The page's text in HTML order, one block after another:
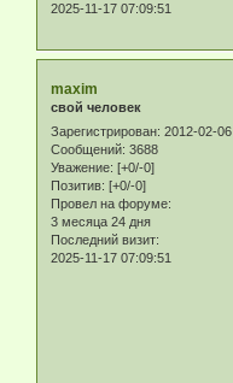
2025-11-17 07:09:51
maxim
свой человек
Зарегистрирован: 2012-02-06
Сообщений: 3688
Уважение: [+0/-0]
Позитив: [+0/-0]
Провел на форуме:
3 месяца 24 дня
Последний визит:
2025-11-17 07:09:51